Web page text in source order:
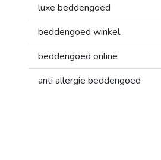
luxe beddengoed
beddengoed winkel
beddengoed online
anti allergie beddengoed